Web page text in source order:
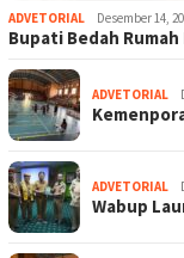
ADVETORIAL Desember 14,
Bupati Bedah
ADVETORIAL
ADVETORIAL
Wabup